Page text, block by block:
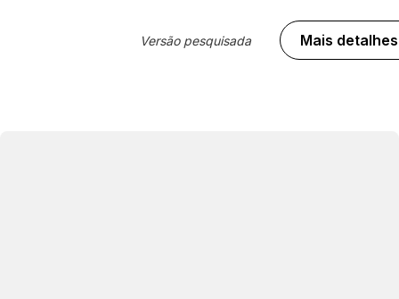
Versão pesquisada Mais detalhes